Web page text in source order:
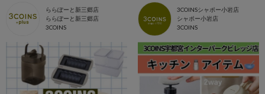
ららぽーと新三郷店
ららぽーと新三郷店
3COINS
3COINSシャポー小岩店
シャポー小岩店
3COINS